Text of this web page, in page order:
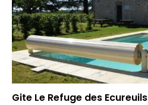
Gite Le Refuge des Ecureuils